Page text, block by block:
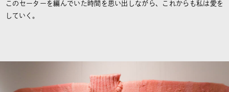
このセーターを編んでいた時間を思い出しながら、これからも私は愛を
していく。